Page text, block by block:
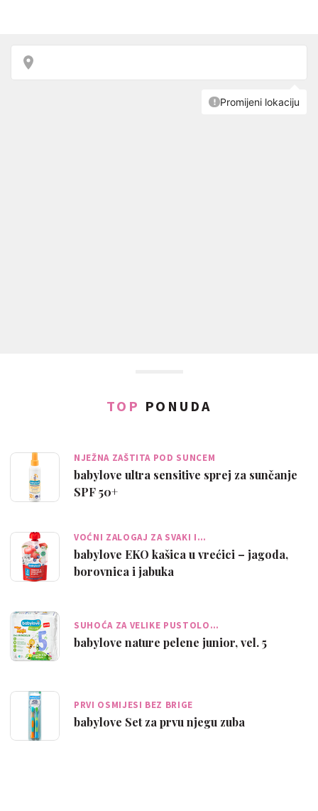
TOP PONUDA
NJEŽNA ZAŠTITA POD SUNCEM
babylove ultra sensitive sprej za sunčanje
SPF 50+
VOĆNI ZALOGAJ ZA SVAKI I…
babylove EKO kašica u vrećici – jagoda,
borovnica i jabuka
SUHOĆA ZA VELIKE PUSTOLO…
babylove nature pelene junior, vel. 5
PRVI OSMIJESI BEZ BRIGE
babylove Set za prvu njegu zuba